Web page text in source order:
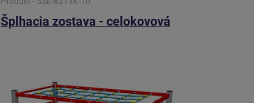
Šplhacia zostava - celokovová